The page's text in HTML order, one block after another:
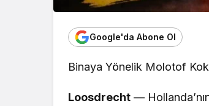
Google'da Abone Ol
Binaya Yönelik Molotof
Loosdrecht —